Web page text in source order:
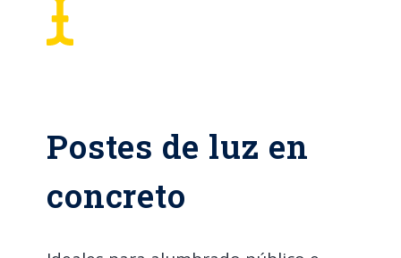
Postes de luz en
concreto